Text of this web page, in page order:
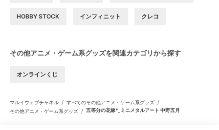
HOBBY STOCK インフィニット クレコ
その他アニメ・ゲーム系グッズを関連カテゴリから探す
オンラインくじ
マルイウェブチャネル / すべてのその他アニメ・ゲーム系グッズ /
その他アニメ・ゲーム系グッズ / 五等分の花嫁*_ミニメタルアート 中野五月